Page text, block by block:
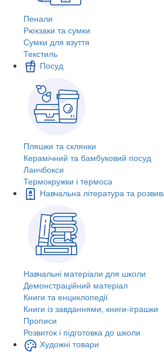
Пенали
Рюкзаки та сумки
Сумки для взуття
Текстиль
Посуд
Пляшки та склянки
Керамічний та бамбуковий посуд
Ланчбокси
Термокружки і термоса
Навчальна література та
Навчальні матеріали для школи
Демонстраційний матеріал
Книги та енциклопедії
Книги із завданнями, книги-іграшки
Прописи
Розвиток і підготовка до школи
Художні товари